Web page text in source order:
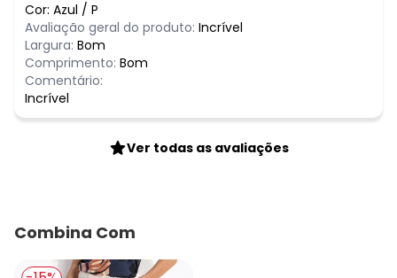
Cor: Azul / P
Avaliação geral do produto: Incrível
Largura: Bom
Comprimento: Bom
Comentário:
Incrível
Ver todas as avaliações
Combina Com